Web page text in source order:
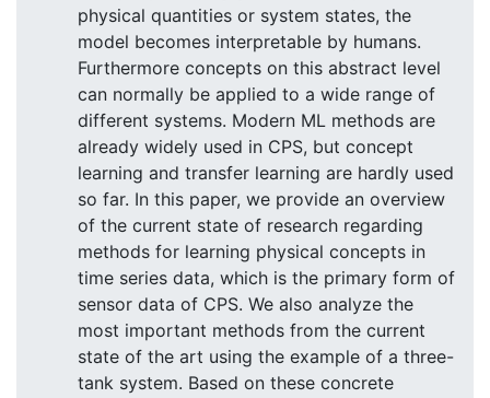
physical quantities or system states, the
model becomes interpretable by humans.
Furthermore concepts on this abstract level
can normally be applied to a wide range of
different systems. Modern ML methods are
already widely used in CPS, but concept
learning and transfer learning are hardly used
so far. In this paper, we provide an overview
of the current state of research regarding
methods for learning physical concepts in
time series data, which is the primary form of
sensor data of CPS. We also analyze the
most important methods from the current
state of the art using the example of a three-
tank system. Based on these concrete